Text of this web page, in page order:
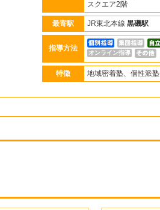
スクエア2階
最寄駅 JR東北本線 黒磯駅
指導方法
オンライン指導
特徴 地域密着塾、個性派塾